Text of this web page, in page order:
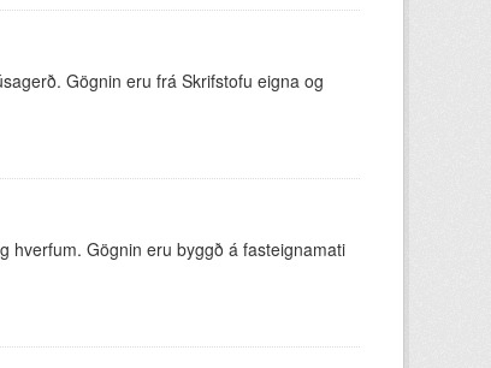
Gögnin eru frá Skrifstofu eigna og
hverfum. Gögnin eru byggð á fasteignamati